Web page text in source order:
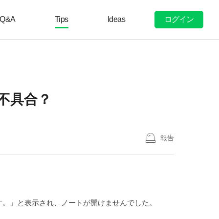
Q&A Tips Ideas ログイン
具合？
報告
」と表示され、ノートが開けませんでした。